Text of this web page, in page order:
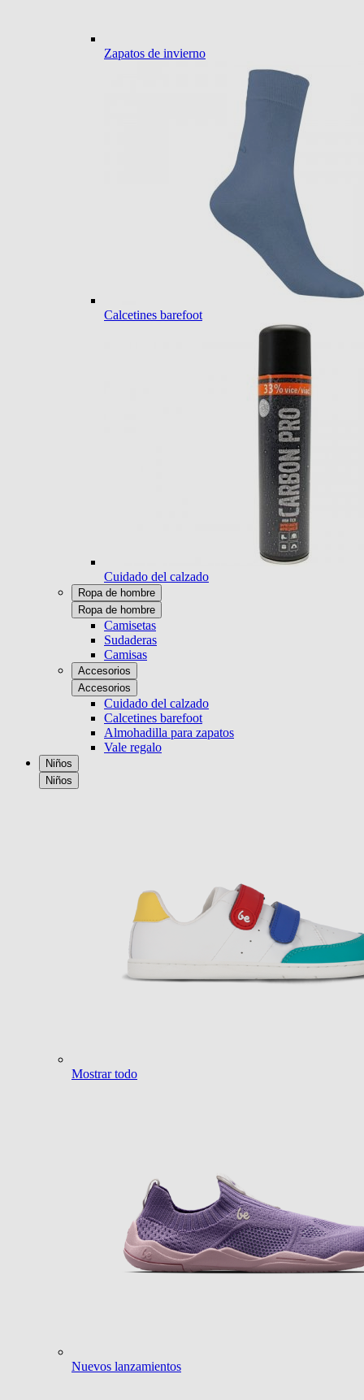
Zapatos de invierno
Calcetines barefoot
Cuidado del calzado
Ropa de hombre
Ropa de hombre
Camisetas
Sudaderas
Camisas
Accesorios
Accesorios
Cuidado del calzado
Calcetines barefoot
Almohadilla para zapatos
Vale regalo
Niños
Niños
Mostrar todo
Nuevos lanzamientos